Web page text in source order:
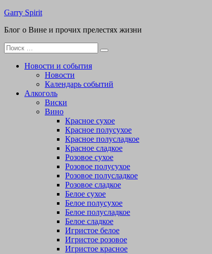
Перейти
содержимому
Garry Spirit
Блог о Вине и прочих прелестях жизни
Поиск
для:
Новости и события
Новости
Календарь событий
Алкоголь
Виски
Вино
Красное сухое
Красное полусухое
Красное полусладкое
Красное сладкое
Розовое сухое
Розовое полусухое
Розовое полусладкое
Розовое сладкое
Белое сухое
Белое полусухое
Белое полусладкое
Белое сладкое
Игристое белое
Игристое розовое
Игристое красное